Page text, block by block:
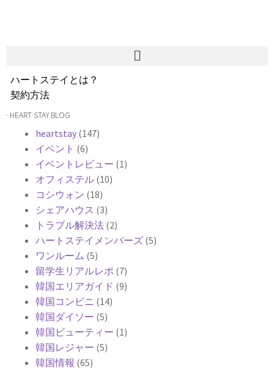
ハートステイとは？
契約方法
韓国不動産情報
よくある質問
Heartee
· HEART STAY BLOG
heartstay (147)
イベント (6)
イベントレビュー (1)
オフィステル (10)
コシウォン (18)
シェアハウス (3)
トラブル解決法 (2)
ハートステイメンバーズ (5)
ワンルーム (5)
留学生リアルレポ (7)
韓国エリアガイド (9)
韓国コンビニ (14)
韓国ダイソー (5)
韓国ビューティー (1)
韓国レジャー (5)
韓国情報 (65)